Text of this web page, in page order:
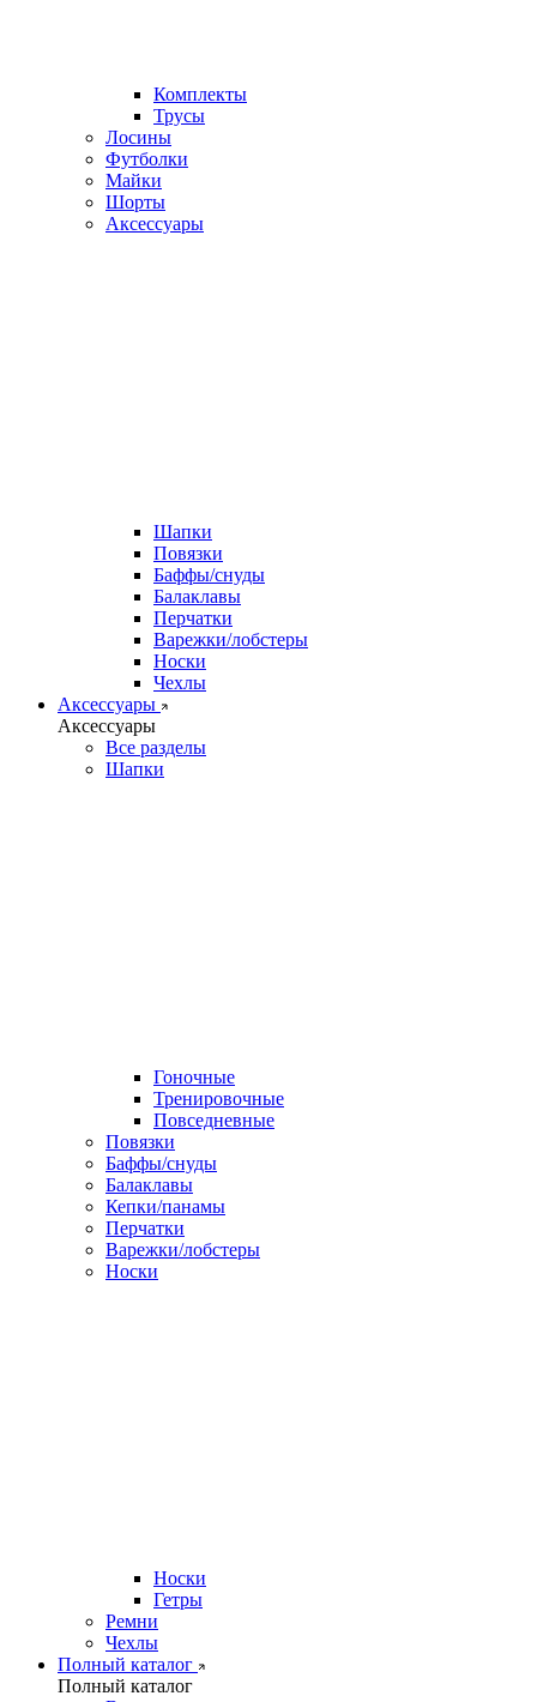
Комплекты
Трусы
Лосины
Футболки
Майки
Шорты
Аксессуары
Шапки
Повязки
Баффы/снуды
Балаклавы
Перчатки
Варежки/лобстеры
Носки
Чехлы
Аксессуары
Аксессуары
Все разделы
Шапки
Гоночные
Тренировочные
Повседневные
Повязки
Баффы/снуды
Балаклавы
Кепки/панамы
Перчатки
Варежки/лобстеры
Носки
Носки
Гетры
Ремни
Чехлы
Полный каталог
Полный каталог